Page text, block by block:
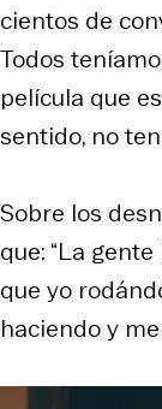
cientos de
Todos
película que
sentido, no
Sobre los
que: “La
que yo
haciendo y